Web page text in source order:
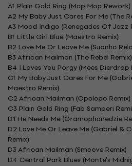
A1 Plain Gold Ring (Mop Mop Rework)
A2 My Baby Just Cares For Me (The
A3 Mood Indigo (Renegades Of Jazz
B1 Little Girl Blue (Maestro Remix)
B2 Love Me Or Leave Me (Suonho
B3 African Mailman (The Rebel Remix)
B4 I Loves You Porgy (Mees Dierdrop
C1 My Baby Just Cares For Me
Maestro Remix)
C2 African Mailman (Opolopo Remix)
C3 Plain Gold Ring (Fab Samperi
D1 He Needs Me (Gramophonedzie
D2 Love Me Or Leave Me (Gabriel &
Remix)
D3 African Mailman (Smoove Remix)
D4 Central Park Blues (Monte's